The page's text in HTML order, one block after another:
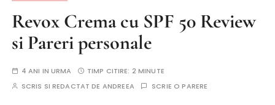
Revox Crema cu SPF 50 Review
si Pareri personale
4 ANI IN URMA TIMP CITIRE: 2 MINUTE
SCRIS SI REDACTAT DE ANDREEA SCRIE O PARERE